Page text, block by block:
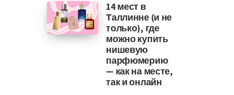
14 мест в
Таллинне (и не
только), где
можно купить
нишевую
парфюмерию
— как на месте,
так и онлайн